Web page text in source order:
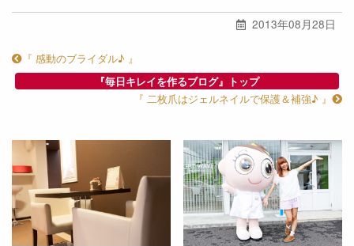
2013年08月28日
『 感動のブライダル♪ 』
『毎日キレイを作るブログ』トップ
『 二枚爪はジェルネイルで保護＆補強♪ 』